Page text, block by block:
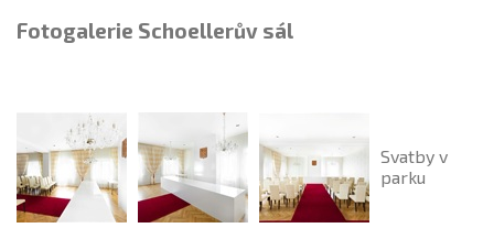
Fotogalerie Schoellerův sál
Svatby v
parku